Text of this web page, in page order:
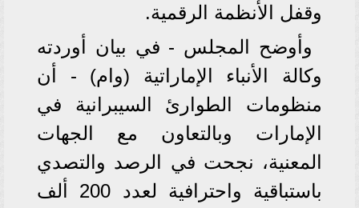
وقفل الأنظمة الرقمية.
وأوضح المجلس - في بيان أوردته
وكالة الأنباء الإماراتية (وام) - أن
منظومات الطوارئ السيبرانية في
الإمارات وبالتعاون مع الجهات
المعنية، نجحت في الرصد والتصدي
باستباقية واحترافية لعدد 200 ألف